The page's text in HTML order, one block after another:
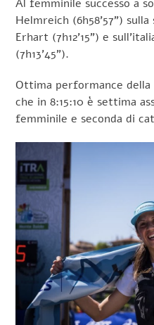
Al femminile successo a
Helmreich (6h58’57”)
Erhart (7h12’15”) e
(7h13’45”).
Ottima performance della
che in 8:15:10 è settima
femminile e seconda di